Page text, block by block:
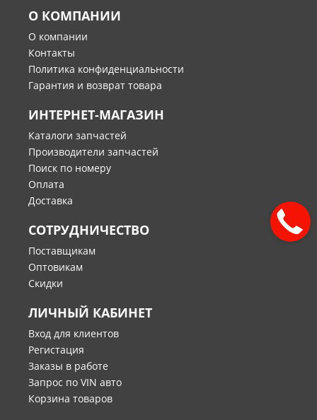
О КОМПАНИИ
О компании
Контакты
Политика конфиденциальности
Гарантия и возврат товара
ИНТЕРНЕТ-МАГАЗИН
Каталоги запчастей
Производители запчастей
Поиск по номеру
Оплата
Доставка
СОТРУДНИЧЕСТВО
Поставщикам
Оптовикам
Скидки
ЛИЧНЫЙ КАБИНЕТ
Вход для клиентов
Регистация
Заказы в работе
Запрос по VIN авто
Корзина товаров